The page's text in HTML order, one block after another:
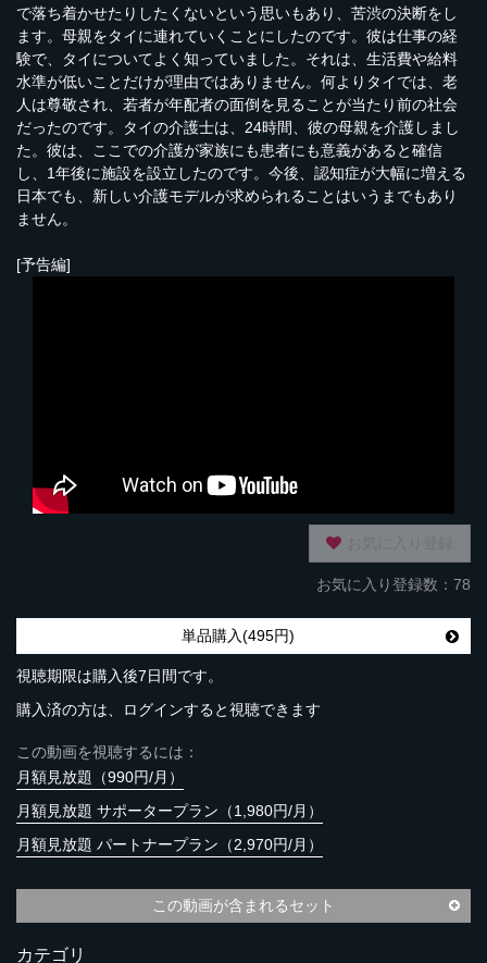
で落ち着かせたりしたくないという思いもあり、苦渋の決断をし
ます。母親をタイに連れていくことにしたのです。彼は仕事の経
験で、タイについてよく知っていました。それは、生活費や給料
水準が低いことだけが理由ではありません。何よりタイでは、老
人は尊敬され、若者が年配者の面倒を見ることが当たり前の社会
だったのです。タイの介護士は、24時間、彼の母親を介護しまし
た。彼は、ここでの介護が家族にも患者にも意義があると確信
し、1年後に施設を設立したのです。今後、認知症が大幅に増える
日本でも、新しい介護モデルが求められることはいうまでもあり
ません。
[予告編]
お気に入り登録数：78
単品購入(495円)
視聴期限は購入後7日間です。
購入済の方は、ログインすると視聴できます
この動画を視聴するには：
月額見放題（990円/月）
月額見放題 サポータープラン（1,980円/月）
月額見放題 パートナープラン（2,970円/月）
この動画が含まれるセット
カテゴリ